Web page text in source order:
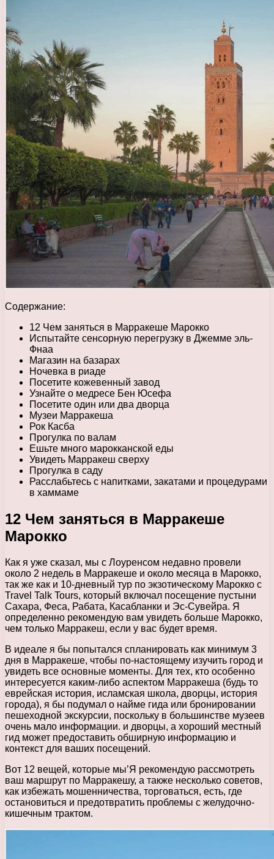
Содержание:
12 Чем заняться в Марракеше Марокко
Испытайте сенсорную перегрузку в Джемме эль-
Фнаа
Магазин на базарах
Ночевка в риаде
Посетите кожевенный завод
Узнайте о медресе Бен Юсефа
Посетите один или два дворца
Музеи Марракеша
Рок Касба
Прогулка по валам
Ешьте много марокканской еды
Увидеть Марракеш сверху
Прогулка в саду
Расслабьтесь с напитками, закатами и процедурами
в хаммаме
12 Чем заняться в Марракеше
Марокко
Как я уже сказал, мы с Лоуренсом недавно провели
около 2 недель в Марракеше и около месяца в Марокко,
так же как и 10-дневный тур по экзотическому Марокко с
Travel Talk Tours, который включал посещение пустыни
Сахара, Феса, Рабата, Касабланки и Эс-Сувейра. Я
определенно рекомендую вам увидеть больше Марокко,
чем только Марракеш, если у вас будет время.
В идеале я бы попытался спланировать как минимум 3
дня в Марракеше, чтобы по-настоящему изучить город и
увидеть все основные моменты. Для тех, кто особенно
интересуется каким-либо аспектом Марракеша (будь то
еврейская история, исламская школа, дворцы, история
города), я бы подумал о найме гида или бронировании
пешеходной экскурсии, поскольку в большинстве музеев
очень мало информации. и дворцы, а хороший местный
гид может предоставить обширную информацию и
контекст для ваших посещений.
Вот 12 вещей, которые мы’Я рекомендую рассмотреть
ваш маршрут по Марракешу, а также несколько советов,
как избежать мошенничества, торговаться, есть, где
остановиться и предотвратить проблемы с желудочно-
кишечным трактом.